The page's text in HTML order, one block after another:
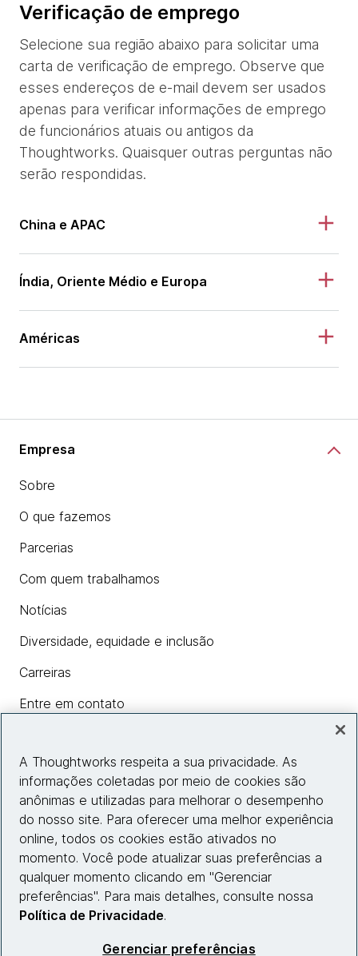
Verificação de emprego
Selecione sua região abaixo para solicitar uma
carta de verificação de emprego. Observe que
esses endereços de e-mail devem ser usados
apenas para verificar informações de emprego
de funcionários atuais ou antigos da
Thoughtworks. Quaisquer outras perguntas não
serão respondidas.
China e APAC
Índia, Oriente Médio e Europa
Américas
Empresa
Sobre
O que fazemos
Parcerias
Com quem trabalhamos
Notícias
Diversidade, equidade e inclusão
Carreiras
Entre em contato
Insights
Informações do site
Entre em contato
A Thoughtworks respeita a sua privacidade. As
informações coletadas por meio de cookies são
anônimas e utilizadas para melhorar o desempenho
do nosso site. Para oferecer uma melhor experiência
online, todos os cookies estão ativados no
momento. Você pode atualizar suas preferências a
qualquer momento clicando em "Gerenciar
preferências". Para mais detalhes, consulte nossa
Política de Privacidade.
Gerenciar preferências